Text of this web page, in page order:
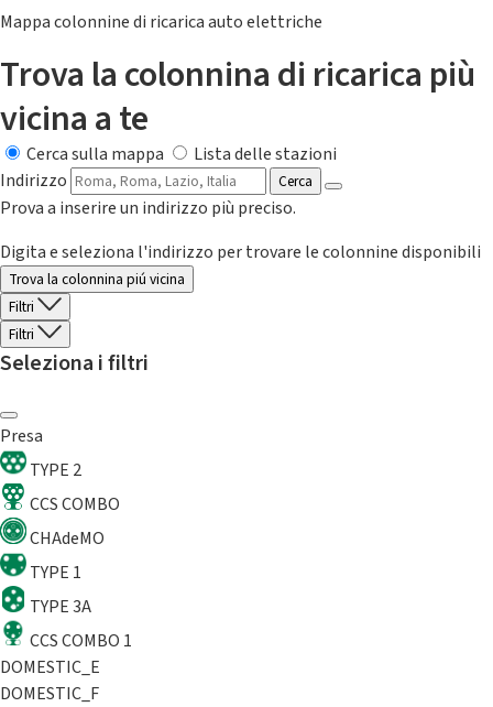
Mappa colonnine di ricarica auto elettriche
Trova la colonnina di ricarica più
vicina a te
Cerca sulla mappa
Lista delle stazioni
Indirizzo
Cerca
Prova a inserire un indirizzo più preciso.
Digita e seleziona l'indirizzo per trovare le colonnine disponibili
Trova la colonnina piú vicina
Filtri
Filtri
Seleziona i filtri
Presa
TYPE 2
CCS COMBO
CHAdeMO
TYPE 1
TYPE 3A
CCS COMBO 1
DOMESTIC_E
DOMESTIC_F